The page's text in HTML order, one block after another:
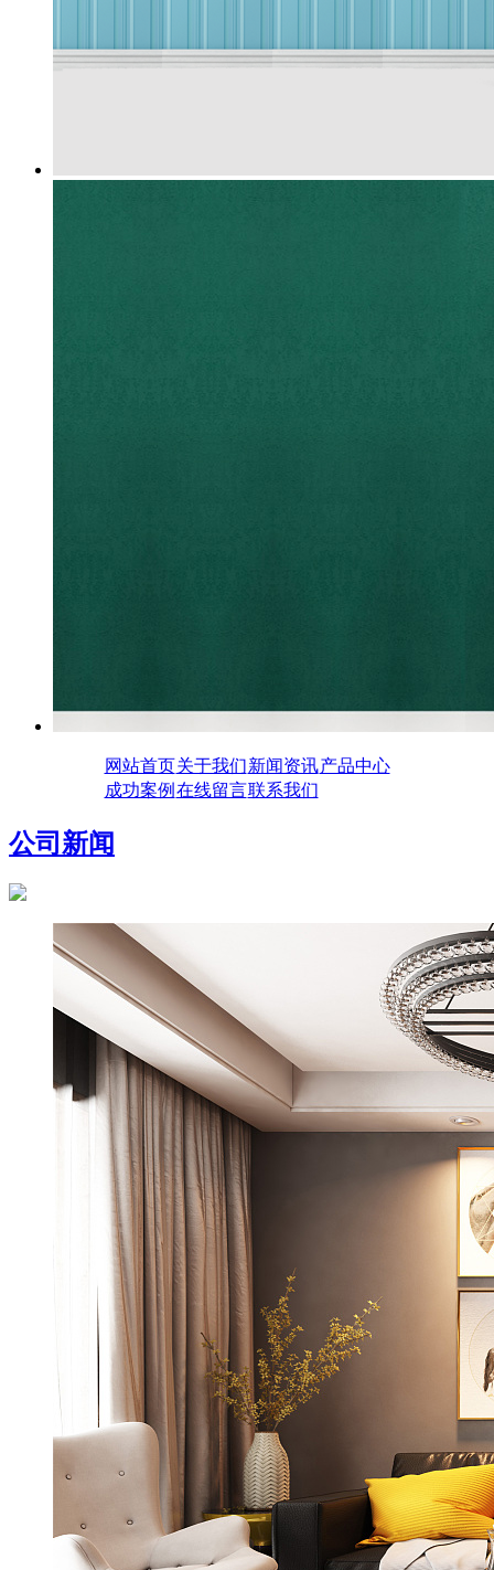
网站首页关于我们新闻资讯产品中心
成功案例 在线留言联系我们
公司新闻